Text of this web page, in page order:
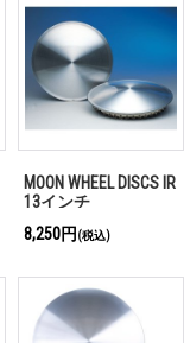
MOON WHEEL DISCS IR
13インチ
8,250円 (税込)